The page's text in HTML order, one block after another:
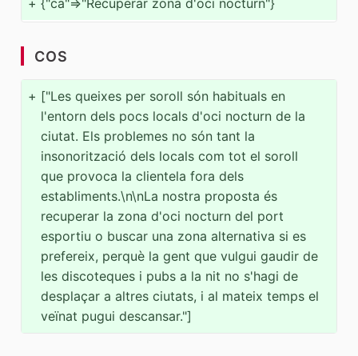
COS
+ ["Les queixes per soroll són habituals en
l'entorn dels pocs locals d'oci nocturn de la
ciutat. Els problemes no són tant la
insonorització dels locals com tot el soroll
que provoca la clientela fora dels
establiments.\n\nLa nostra proposta és
recuperar la zona d'oci nocturn del port
esportiu o buscar una zona alternativa si es
prefereix, perquè la gent que vulgui gaudir de
les discoteques i pubs a la nit no s'hagi de
desplaçar a altres ciutats, i al mateix temps el
veïnat pugui descansar."]